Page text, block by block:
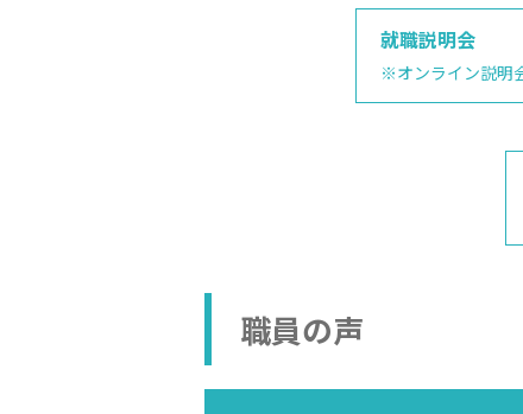
原田病院
就職説明会
※オンライン説明
職員の声